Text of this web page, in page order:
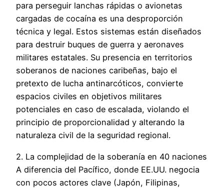
para perseguir lanchas rápidas o avionetas
cargadas de cocaína es una desproporción
técnica y legal. Estos sistemas están diseñados
para destruir buques de guerra y aeronaves
militares estatales. Su presencia en territorios
soberanos de naciones caribeñas, bajo el
pretexto de lucha antinarcóticos, convierte
espacios civiles en objetivos militares
potenciales en caso de escalada, violando el
principio de proporcionalidad y alterando la
naturaleza civil de la seguridad regional.
2. La complejidad de la soberanía en 40 naciones
A diferencia del Pacífico, donde EE.UU. negocia
con pocos actores clave (Japón, Filipinas,